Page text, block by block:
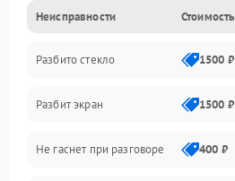
Проблемы связи
Камеры
Проблемы с дисплеем и сенсором
Зарядка
Неисправности Стоимость
Разбито стекло 1500 ₽
Разбит экран 1500 ₽
Не гаснет при разговоре 400 ₽